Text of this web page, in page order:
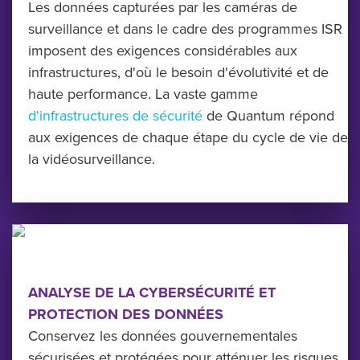
Les données capturées par les caméras de
surveillance et dans le cadre des programmes ISR
imposent des exigences considérables aux
infrastructures, d'où le besoin d'évolutivité et de
haute performance. La vaste gamme
d'infrastructures de sécuritéde Quantum répond
aux exigences de chaque étape du cycle de vie de
la vidéosurveillance.
ANALYSE DE LA CYBERSÉCURITÉ ET
PROTECTION DES DONNÉES
Conservez les données gouvernementales